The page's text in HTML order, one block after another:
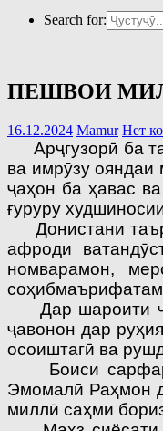
Search for:
ПЕШВОИ
16.12.2024 Mamur Нет
Арҷгузорӣ ба
ва имрӯзу ояндаи
ҷаҳон ба ҳавас
ғуруру
Донистани
афроди
номварамон,
Дар шароити
ҷавонон дар
осоиш­тагӣ ва
Боиси
Эмомалӣ Раҳмон
миллӣ саҳми